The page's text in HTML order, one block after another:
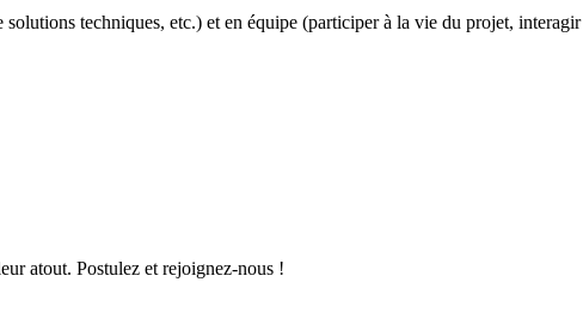
techniques, etc.) et en équipe (participer à la vie du projet, interagir
atout. Postulez et rejoignez-nous !